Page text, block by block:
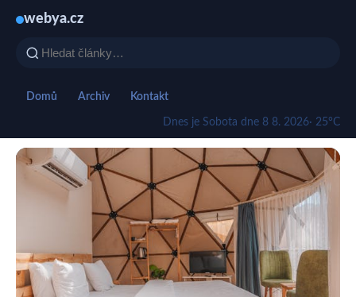
webya.cz
Domů Archiv Kontakt
Dnes je Sobota dne 8 8. 2026· 25°C